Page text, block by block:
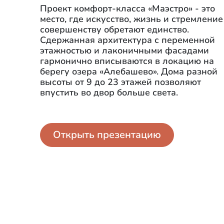
Проект комфорт-класса «Маэстро» - это
место, где искусство, жизнь и
совершенству обретают единство.
Сдержанная архитектура с переменной
этажностью и лаконичными фасадами
гармонично вписываются в локацию на
берегу озера «Алебашево». Дома разной
высоты от 9 до 23 этажей позволяют
впустить во двор больше света.
Открыть презентацию